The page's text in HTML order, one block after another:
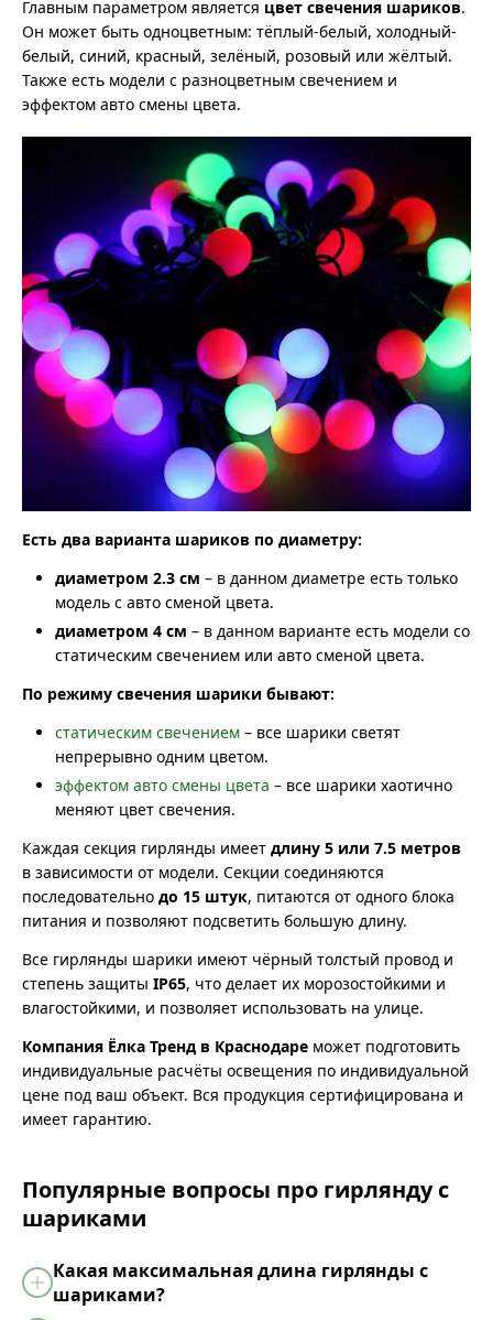
Главным параметром является цвет свечения шариков.
Он может быть одноцветным: тёплый-белый, холодный-
белый, синий, красный, зелёный, розовый или жёлтый.
Также есть модели с разноцветным свечением и
эффектом авто смены цвета.
Есть два варианта шариков по диаметру:
диаметром 2.3 см – в данном диаметре есть только
модель с авто сменой цвета.
диаметром 4 см – в данном варианте есть модели со
статическим свечением или авто сменой цвета.
По режиму свечения шарики бывают:
статическим свечением – все шарики светят
непрерывно одним цветом.
эффектом авто смены цвета – все шарики хаотично
меняют цвет свечения.
Каждая секция гирлянды имеет длину 5 или 7.5 метров
в зависимости от модели. Секции соединяются
последовательно до 15 штук, питаются от одного блока
питания и позволяют подсветить большую длину.
Все гирлянды шарики имеют чёрный толстый провод и
степень защиты IP65, что делает их морозостойкими и
влагостойкими, и позволяет использовать на улице.
Компания Ёлка Тренд в Краснодаре может подготовить
индивидуальные расчёты освещения по индивидуальной
цене под ваш объект. Вся продукция сертифицирована и
имеет гарантию.
Популярные вопросы про гирлянду с
шариками
Какая максимальная длина гирлянды с
шариками?